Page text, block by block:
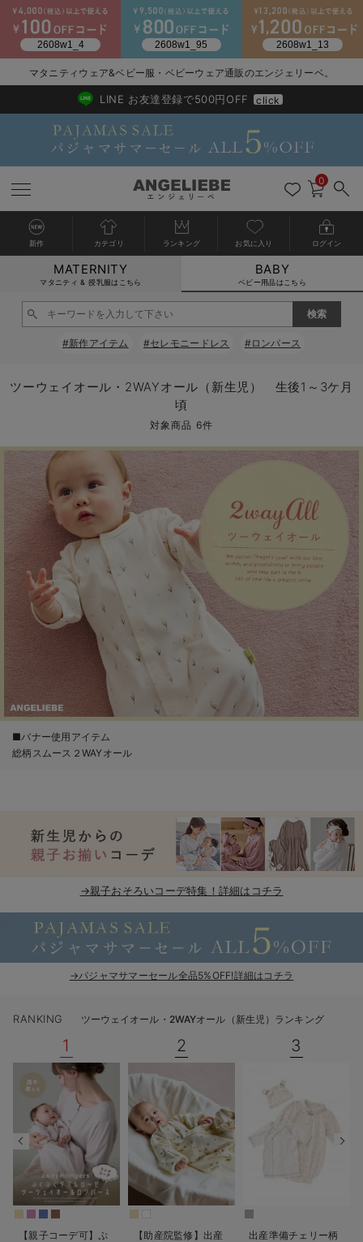
新生児服全て
ツーウェイオール・2WAYオール（新生児）
ベビー服全て
ロンパース・カバーオール
ベビー スカート
ベビートップス
ベビー アウター
ベビー セットアップ
スタイ・よだれかけ（新生児・ベビー）
ベビー帽子（新生児・乳児）
新生児スリーパー・ベビーパジャマ
ベビーシューズ・ファーストシューズ・ベビー靴下
ベビー リュック
シーズンアイテム全て
ベビー・新生児 寝具全て
ベビーベッド・布団 （ベビー・新生児）
ベビー 雑貨全て
ベビーチェア（ハイローチェア）・ベビーラック
ベビー安全グッズ
ベビーおもちゃ
メモリアルグッズ
授乳・調乳・お食事
哺乳瓶
赤ちゃん 洗剤・洗濯用品・お掃除
赤ちゃん お風呂・ベビースキンケア
おむつ関連グッズ
お出かけグッズ全て
ベビー｜季節の特集全て
猛暑からベビーを守るひんやりグッズ
ベビー 夏のお役立ちグッズ特集
【素材別】ベビーロンパース特集
袴ロンパース特集
アウトレット全て
【アウトレット】ワンピース
【アウトレット】インナー
【アウトレット】ベビー
特集全て
抗菌防臭加工
冷房対策
接触冷感素材
ブラトップ
親子セット
快適機能ウェア特集 トップス
快適機能ウェア特集 ボトムス
快適機能ウェア特集 パジャマ
erbaviva（エルバビーバ）
買って正解！高評価レビューアイテム
便利な育児家電
Gift Selection 出産祝い
保育園・入園準備特集
ファルスカ
デロンギ
入院準備の持ち物チェック
再入荷全て
再入荷｜インナー
戻る
送料無料アイテム全て
ワンピース
インナー
雑貨
ベビー
戻る
ブラキャミ おまとめ
MAX55%OFF ブラック
戻る
【37周年祭セール】
【37周年祭セール】
戻る
気温差別オススメア
【15℃】3月下旬～
戻る
動きやすく着回しで
戻る
強撚スムース(コスパ
戻る
マタニティウェア
【おまとめ割】パジ
戻る
こだわりの履き心地
カジュアル
戻る
ジャケット派
ツィード派
王道シンプル派
セットアップ派
戻る
出産準備応援割全て
マタニティパジャマ
戻る
【オフィスカジュア
戻る
レギンスタイプ
戻る
【フォーマル】ワン
戻る
【ベビー】長袖
戻る
ハンカチ
戻る
快適ウェア10%OFF
戻る
春のマタニティワン
セットアップ・ レイ
ワーク・オフィス
カジュアル
フォーマル / オケー
あったかアイテム｜
戻る
Gift Selection 出産
〜3,000円（税込）
女の子におススメの
男の子におススメの
定番ギフト
もらって嬉しいギフト
かわいくておもしろ
何枚あっても嬉しい
長く使えるアイテム
お部屋映えアイテム
戻る
冬の冷え対策インナ
薄くてあったか
レギンス・タイツ
カップ付きインナー
あったか度◎
裏起毛素材
戻る
入院準備の持ち物チ
入院してすぐ使うグ
戻る
冬のあったか特集全て
【冬のあったか特集
マタニティウェア&ベビー服・ベビーウェア通販のエンジェリーベ。
2026/NewArrival
送料495円(一部地域を除く) 7,700円以上で送料無料
LINE お友達登録で500円OFF click
0
新作 カテゴリ ランキング お気に入り ログイン
MATERNITY
マタニティ & 授乳服はこちら
BABY
ベビー用品はこちら
#新作アイテム #セレモニードレス #ロンパース
ツーウェイオール・2WAYオール（新生児） 生後1～3ケ月
頃
対象商品 6件
■バナー使用アイテム
総柄スムース２WAYオール
→親子おそろいコーデ特集！詳細はコチラ
→パジャマサマーセール全品5%OFF!詳細はコチラ
RANKING ツーウェイオール・2WAYオール（新生児）ランキング
1
【親子コーデ可】ぷ
2
【助産院監修】出産
3
出産準備チェリー柄
カートに入れる
閉じる